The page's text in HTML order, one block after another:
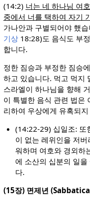
(14:2) 너는 네 하나님 여
중에서 너를 택하여 자기
가나안과 구별되어야 했
기상18:28)도 음식도 부
합니다.
정한 짐승과 부정한 짐승
하고 있습니다. 먹고 먹지
스라엘이 하나님을 향해
이 특별한 음식 관련 법은
리하여 우상에게 유혹되
(14:22-29) 십일조: 또
이 없는 레위인을 저
워하며 여호와 경외하
에 소산의 십분의 일
다.
(15장) 면제년